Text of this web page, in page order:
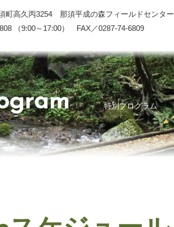
町高久丙3254 那須平成の森フィールドセンター
（9:00～17:00） FAX／0287-74-6809
特別プログラム